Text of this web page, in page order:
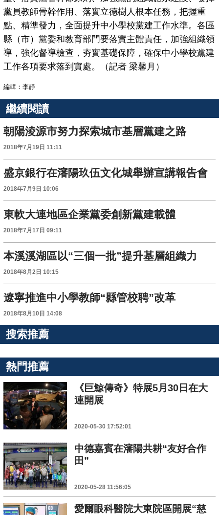
黨員教師骨幹作用、落實立德樹人根本任務，把握重
點、精準發力，全面提升中小學校黨建工作水準。各區
縣（市）黨委和教育部門要落實主體責任，加強組織領
導，強化督導檢查，夯實基礎保障，確保中小學校黨建
工作各項要求落到實處。（記者 梁馨月）
編輯：李靜
繼續閱讀
朝陽淩源市努力探索城市基層黨建之路
2018年7月19日 11:11
盛京銀行在瀋陽玖伍文化城舉辦宣講報告會
2018年7月9日 10:06
東軟大連地區企業黨委創新黨建載體
2018年7月17日 09:11
本溪溪湖區以“三個一批”提升基層組織力
2018年8月2日 10:15
遼寧推進中小學教師“縣管校聘”改革
2018年8月10日 14:08
搜索推薦
熱門推薦
《巨鯨傳奇》特展5月30日在大
連開展
2020-05-30 17:52:01
中德嘉賓在瀋陽共耕“友好合作
田”
2020-05-28 11:56:05
愛爾眼科醫院大東院區開展“慈